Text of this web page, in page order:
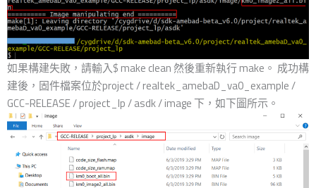
如果構建失敗，請輸入$ make clean 然後重新執行 make。 成功構
建後，固件檔案位於project / realtek_amebaD_va0_example /
GCC-RELEASE / project_lp / asdk / image 下，如下圖所示。